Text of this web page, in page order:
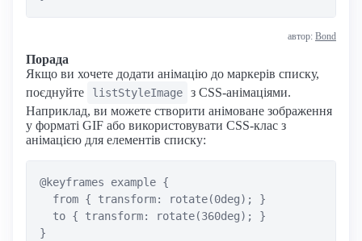
автор: Bond
Порада
Якщо ви хочете додати анімацію до маркерів списку,
поєднуйте
listStyleImage
з CSS-анімаціями.
Наприклад, ви можете створити анімоване зображення
у форматі GIF або використовувати CSS-клас з
анімацією для елементів списку:
@keyframes example {
  from { transform: rotate(0deg); }
  to { transform: rotate(360deg); }
}